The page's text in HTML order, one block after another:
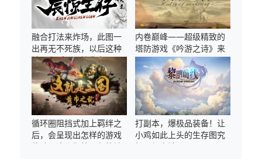
融合打法来炸场，此图一
出再无不死族，以后这种
地图都叫《震惊生存》！
内卷巅峰——超级精致的
塔防游戏《吟游之诗》来
了！
循环圈阻挡式加上羁绊之
后，会呈现出怎样的游戏
体验？这张期待已久的地
打副本，爆极品装备！让
小鸡如此上头的生存图究
极是何方神圣？